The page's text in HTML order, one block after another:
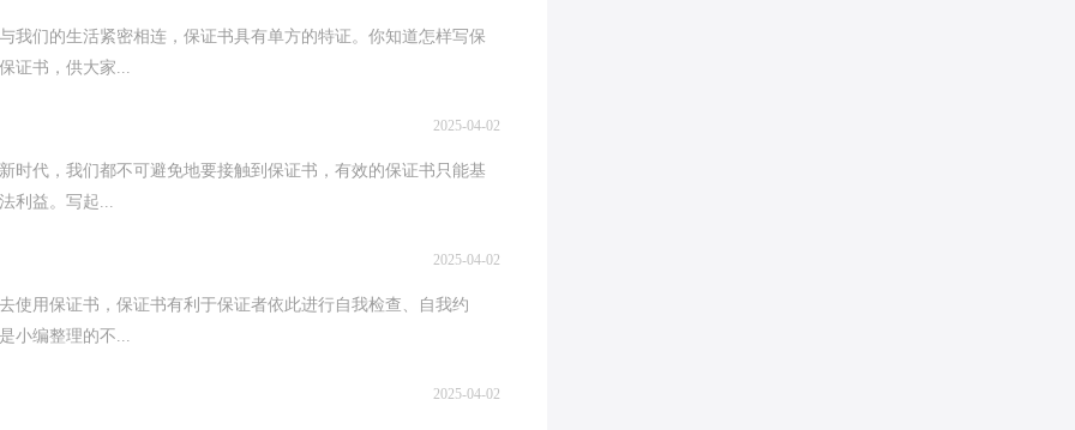
我们的生活紧密相连，保证书具有单方的特证。你知道怎样写保
证书，供大家...
2025-04-02
时代，我们都不可避免地要接触到保证书，有效的保证书只能基
利益。写起...
2025-04-02
使用保证书，保证书有利于保证者依此进行自我检查、自我约
小编整理的不...
2025-04-02